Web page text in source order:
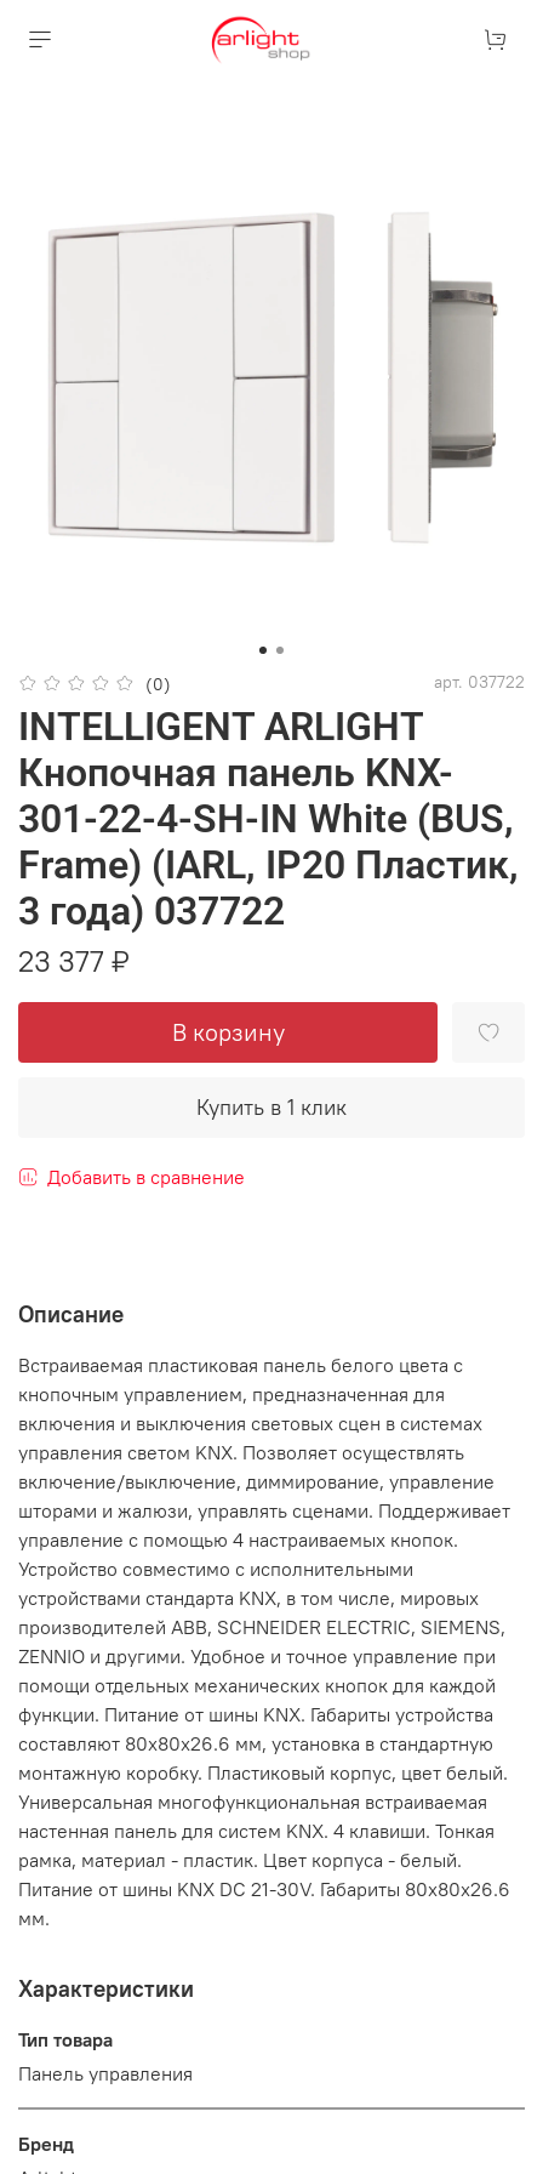
(0) арт. 037722
INTELLIGENT ARLIGHT
Кнопочная панель KNX-
301-22-4-SH-IN White (BUS,
Frame) (IARL, IP20 Пластик,
3 года) 037722
23 377 ₽
В корзину
Купить в 1 клик
Добавить в сравнение
Описание
Встраиваемая пластиковая панель белого цвета с
кнопочным управлением, предназначенная для
включения и выключения световых сцен в системах
управления светом KNX. Позволяет осуществлять
включение/выключение, диммирование, управление
шторами и жалюзи, управлять сценами. Поддерживает
управление с помощью 4 настраиваемых кнопок.
Устройство совместимо с исполнительными
устройствами стандарта KNX, в том числе, мировых
производителей ABB, SCHNEIDER ELECTRIC, SIEMENS,
ZENNIO и другими. Удобное и точное управление при
помощи отдельных механических кнопок для каждой
функции. Питание от шины KNX. Габариты устройства
составляют 80x80x26.6 мм, установка в стандартную
монтажную коробку. Пластиковый корпус, цвет белый.
Универсальная многофункциональная встраиваемая
настенная панель для систем KNX. 4 клавиши. Тонкая
рамка, материал - пластик. Цвет корпуса - белый.
Питание от шины KNX DC 21-30V. Габариты 80x80x26.6
мм.
Характеристики
Тип товара
Панель управления
Бренд